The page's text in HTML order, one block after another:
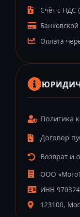
Счёт с НДС
Оплата
Политика
Договор
Возврат и
ООО
ИНН
123100,